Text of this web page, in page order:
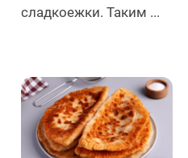
сладкоежки. Таким ...